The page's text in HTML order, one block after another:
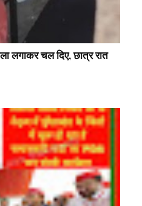
लगाकर चल दिए, छात्र रात